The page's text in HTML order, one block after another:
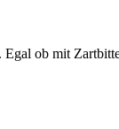
Egal ob mit